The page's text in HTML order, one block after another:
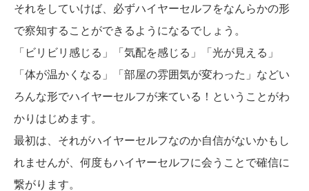
それをしていけば、必ずハイヤーセルフをなんらかの形
で察知することができるようになるでしょう。
「ビリビリ感じる」「気配を感じる」「光が見える」
「体が温かくなる」「部屋の雰囲気が変わった」などい
ろんな形でハイヤーセルフが来ている！ということがわ
かりはじめます。
最初は、それがハイヤーセルフなのか自信がないかもし
れませんが、何度もハイヤーセルフに会うことで確信に
繋がります。